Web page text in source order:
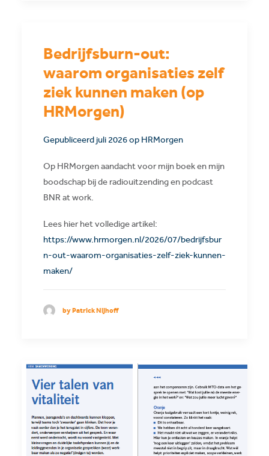
Bedrijfsburn-out:
waarom organisaties zelf
ziek kunnen maken (op
HRMorgen)
Gepubliceerd juli 2026 op HRMorgen
Op HRMorgen aandacht voor mijn boek en mijn
boodschap bij de radiouitzending en podcast
BNR at work.
Lees hier het volledige artikel:
https://www.hrmorgen.nl/2026/07/bedrijfsbur
n-out-waarom-organisaties-zelf-ziek-kunnen-
maken/
by Patrick Nijhoff